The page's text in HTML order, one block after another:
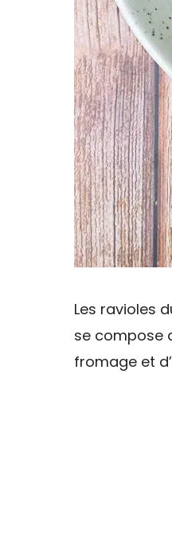
Les ravioles
se compose
fromage et